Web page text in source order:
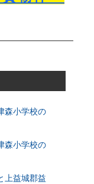
森小学校の
森小学校の
上益城郡益